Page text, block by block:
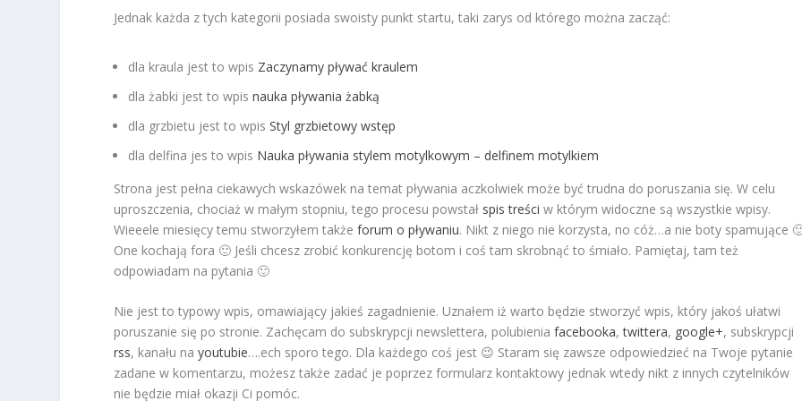
Jednak każda z tych kategorii posiada swoisty punkt startu, taki zarys od którego można zacząć:
dla kraula jest to wpis Zaczynamy pływać kraulem
dla żabki jest to wpisnauka pływania żabką
dla grzbietu jest to wpisStyl grzbietowy wstęp
dla delfina jes to wpis Nauka pływania stylem motylkowym – delfinem motylkiem
Strona jest pełna ciekawych wskazówek na temat pływania aczkolwiek może być trudna do poruszania się. W celu
uproszczenia, chociaż w małym stopniu, tego procesu powstał spis treści w którym widoczne są wszystkie wpisy.
Wieeele miesięcy temu stworzyłem takżeforum o pływaniu. Nikt z niego nie korzysta, no cóż…a nie boty spamujące
One kochają fora 🙂 Jeśli chcesz zrobić konkurencję botom i coś tam skrobnąć to śmiało. Pamiętaj, tam też
odpowiadam na pytania 🙂
Nie jest to typowy wpis, omawiający jakieś zagadnienie. Uznałem iż warto będzie stworzyć wpis, który jakoś ułatwi
poruszanie się po stronie. Zachęcam do subskrypcji newslettera, polubieniafacebooka,twittera, google+, subskrypcji
rss, kanału nayoutubie….ech sporo tego. Dla każdego coś jest 😉 Staram się zawsze odpowiedzieć na Twoje pytanie
zadane w komentarzu, możesz także zadać je poprzez formularz kontaktowy jednak wtedy nikt z innych czytelników
nie będzie miał okazji Ci pomóc.